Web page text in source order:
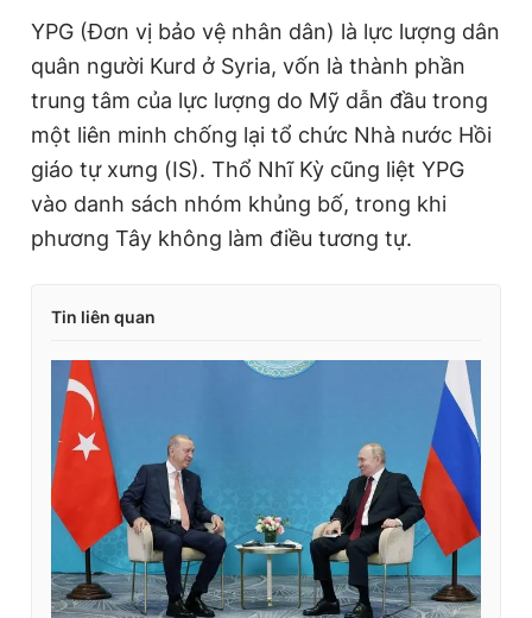
YPG (Đơn vị bảo vệ nhân dân) là lực lượng dân
quân người Kurd ở Syria, vốn là thành phần
trung tâm của lực lượng do Mỹ dẫn đầu trong
một liên minh chống lại tổ chức Nhà nước Hồi
giáo tự xưng (IS). Thổ Nhĩ Kỳ cũng liệt YPG
vào danh sách nhóm khủng bố, trong khi
phương Tây không làm điều tương tự.
Tin liên quan